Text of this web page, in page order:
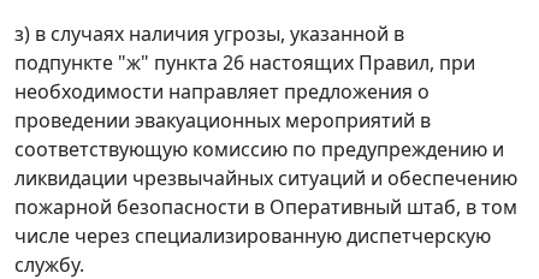
з) в случаях наличия угрозы, указанной в
подпункте "ж" пункта 26 настоящих Правил, при
необходимости направляет предложения о
проведении эвакуационных мероприятий в
соответствующую комиссию по предупреждению и
ликвидации чрезвычайных ситуаций и обеспечению
пожарной безопасности в Оперативный штаб, в том
числе через специализированную диспетчерскую
службу.